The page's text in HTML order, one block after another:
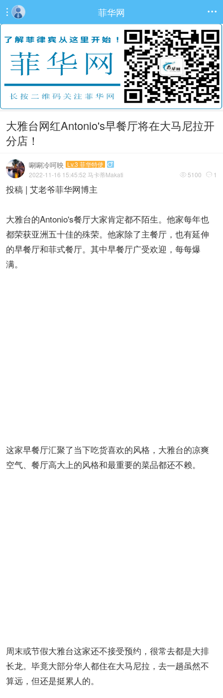
 菲华网 
大雅台网红Antonio's早餐厅将在大马尼拉开
分店！
唰唰冷呵映 Lv.3 菲华特使 
 5100  1
2022-11-16 15:45:52 马卡蒂Makati
投稿 | 艾老爷菲华网博主
大雅台的Antonio's餐厅大家肯定都不陌生。他家每年也
都荣获亚洲五十佳的殊荣。他家除了主餐厅，也有延伸
的早餐厅和菲式餐厅。其中早餐厅广受欢迎，每每爆
满。
这家早餐厅汇聚了当下吃货喜欢的风格，大雅台的凉爽
空气、餐厅高大上的风格和最重要的菜品都还不赖。
周末或节假大雅台这家还不接受预约，很常去都是大排
长龙。毕竟大部分华人都住在大马尼拉，去一趟虽然不
算远，但还是挺累人的。